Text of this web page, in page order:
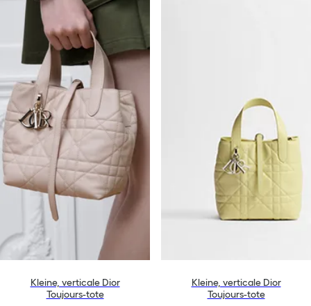
Kleine, verticale Dior
Toujours-tote
Kleine, verticale Dior
Toujours-tote